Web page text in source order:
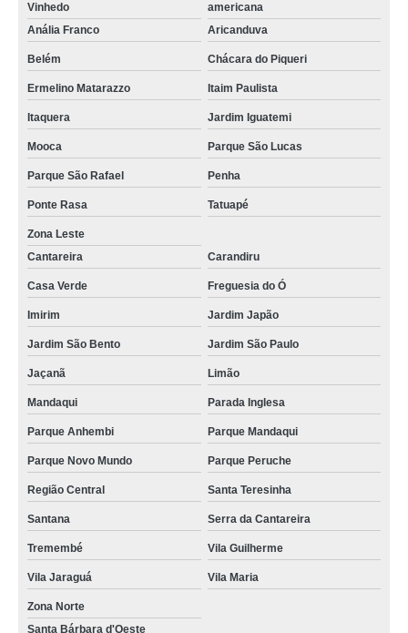
Vinhedo
americana
Anália Franco
Aricanduva
Belém Chácara do Piqueri
Ermelino Matarazzo Itaim Paulista
Itaquera Jardim Iguatemi
Mooca Parque São Lucas
Parque São Rafael Penha
Ponte Rasa Tatuapé
Zona Leste
Cantareira
Carandiru
Casa Verde Freguesia do Ó
Imirim Jardim Japão
Jardim São Bento Jardim São Paulo
Jaçanã Limão
Mandaqui Parada Inglesa
Parque Anhembi Parque Mandaqui
Parque Novo Mundo Parque Peruche
Região Central Santa Teresinha
Santana Serra da Cantareira
Tremembé Vila Guilherme
Vila Jaraguá Vila Maria
Zona Norte
Santa Bárbara d'Oeste